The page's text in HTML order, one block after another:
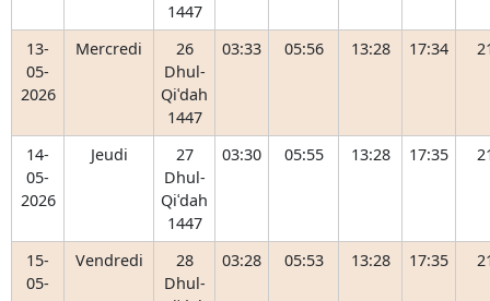
1447
13-
05-
2026
Mercredi
26
Dhul-
Qiʿdah
1447
03:33 05:56 13:28 17:34
14-
05-
2026
Jeudi
27
Dhul-
Qiʿdah
1447
03:30 05:55 13:28 17:35
15-
05-
Vendredi
28
Dhul-
03:28 05:53 13:28 17:35